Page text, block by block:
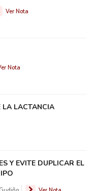
Ver Nota
Nota
LA LACTANCIA
Y EVITE DUPLICAR EL